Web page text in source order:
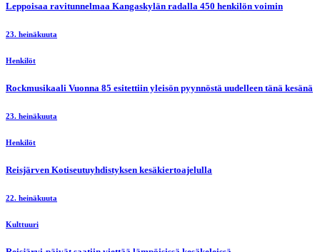
Leppoisaa ravitunnelmaa Kangaskylän radalla 450 henkilön voimin
23. heinäkuuta
Henkilöt
Rockmusikaali Vuonna 85 esitettiin yleisön pyynnöstä uudelleen tänä kesänä
23. heinäkuuta
Henkilöt
Reisjärven Kotiseutuyhdistyksen kesäkiertoajelulla
22. heinäkuuta
Kulttuuri